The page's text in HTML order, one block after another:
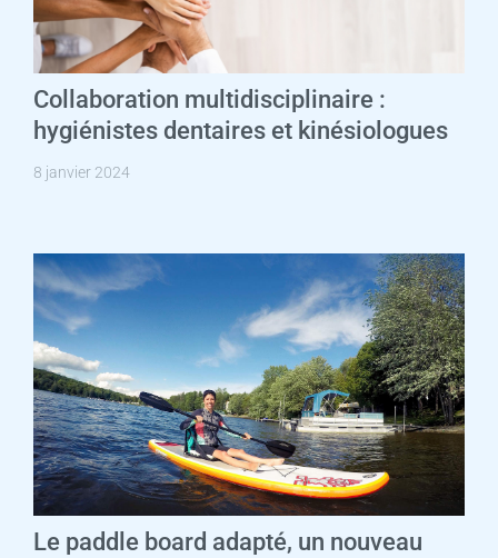
Collaboration multidisciplinaire :
hygiénistes dentaires et kinésiologues
8 janvier 2024
Le paddle board adapté, un nouveau